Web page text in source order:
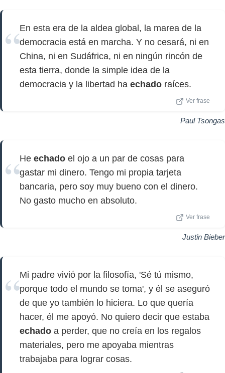
En esta era de la aldea global, la marea de la
democracia está en marcha. Y no cesará, ni en
China, ni en Sudáfrica, ni en ningún rincón de
esta tierra, donde la simple idea de la
democracia y la libertad ha echado raíces.
Ver frase
Paul Tsongas
He echado el ojo a un par de cosas para
gastar mi dinero. Tengo mi propia tarjeta
bancaria, pero soy muy bueno con el dinero.
No gasto mucho en absoluto.
Ver frase
Justin Bieber
Mi padre vivió por la filosofía, 'Sé tú mismo,
porque todo el mundo se toma', y él se aseguró
de que yo también lo hiciera. Lo que quería
hacer, él me apoyó. No quiero decir que estaba
echado a perder, que no creía en los regalos
materiales, pero me apoyaba mientras
trabajaba para lograr cosas.